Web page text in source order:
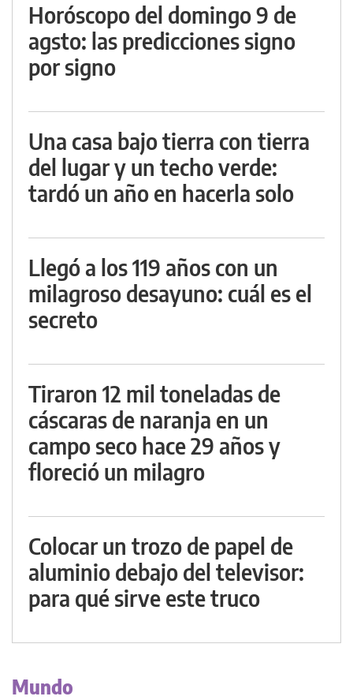
Horóscopo del domingo 9 de
agsto: las predicciones signo
por signo
Una casa bajo tierra con tierra
del lugar y un techo verde:
tardó un año en hacerla solo
Llegó a los 119 años con un
milagroso desayuno: cuál es el
secreto
Tiraron 12 mil toneladas de
cáscaras de naranja en un
campo seco hace 29 años y
floreció un milagro
Colocar un trozo de papel de
aluminio debajo del televisor:
para qué sirve este truco
Mundo